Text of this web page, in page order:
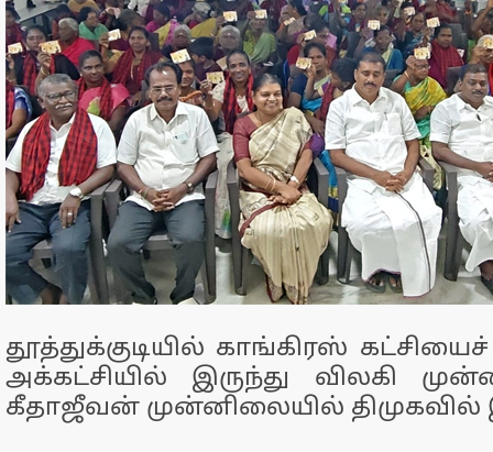
தூத்துக்குடியில் காங்கிரஸ்
அக்கட்சியில் இருந்து விலகி
கீதாஜீவன் முன்னிலையில்